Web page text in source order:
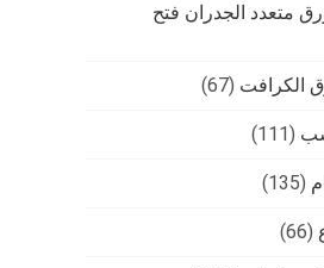
متعدد الجدران فتح
الكرافت (67)
(111)
(135)
(66)